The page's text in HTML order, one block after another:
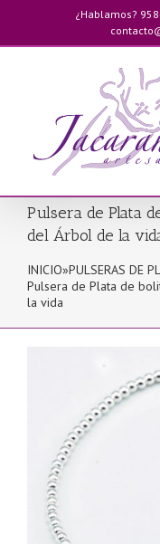
contenido
¿Hablamos?
Pulsera de Plata
del Árbol de la
INICIO»PULSERAS DE
Pulsera de Plata de
la vida